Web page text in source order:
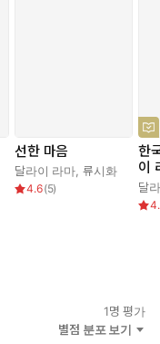
소피아 스트릴르베
선한 마음
달라이 라마 류시화
4.6(5)
한
이
달
1명 평가
별점 분포 보기